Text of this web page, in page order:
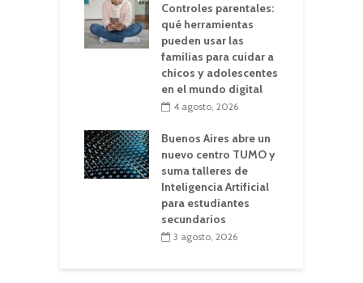
Controles parentales:
qué herramientas
pueden usar las
familias para cuidar a
chicos y adolescentes
en el mundo digital
4 agosto, 2026
Buenos Aires abre un
nuevo centro TUMO y
suma talleres de
Inteligencia Artificial
para estudiantes
secundarios
3 agosto, 2026